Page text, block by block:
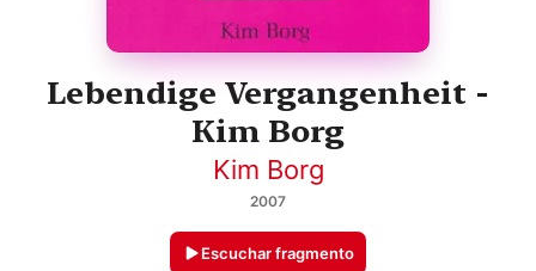
Lebendige Vergangenheit -
Kim Borg
Kim Borg
2007
Escuchar fragmento